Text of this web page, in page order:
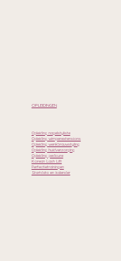
Opleiding nagelstyliste
Opleiding wimperextensions
Opleiding wenkbrauwstyling
Opleiding huidverzorging
Opleiding pedicure
Korean Lash Lift
Perfectietrainingen
Startdata en kalender
OPLEIDINGEN